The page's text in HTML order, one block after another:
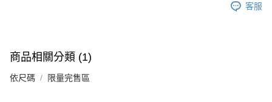
客服
商品相關分類 (1)
依尺碼 限量完售區